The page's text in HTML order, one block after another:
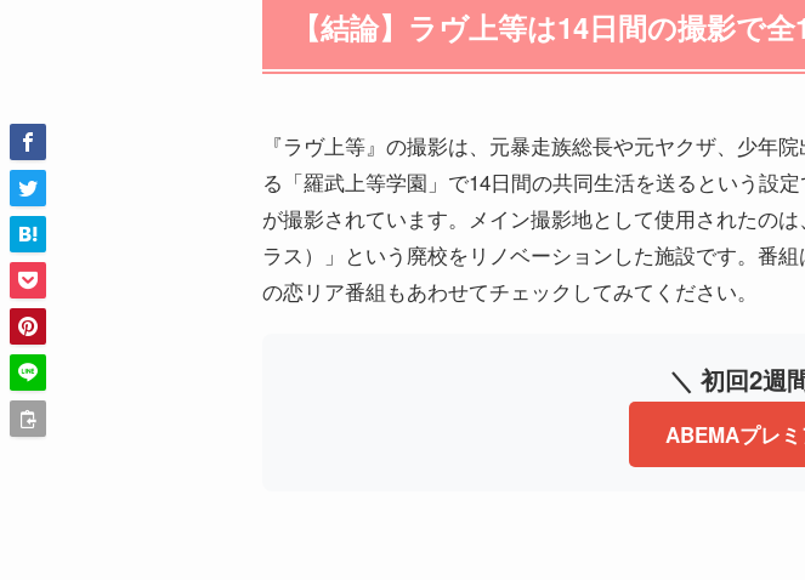
【結論】ラヴ上等は14日間の撮影で
『ラヴ上等』の撮影は、元暴走族総長や元ヤクザ、少年
る「羅武上等学園」で14日間の共同生活を送るという設
が撮影されています。メイン撮影地として使用されたの
ラス）」という廃校をリノベーションした施設です。番
の恋リア番組もあわせてチェックしてみてください。
＼ 初回2週
ABEMAプレ